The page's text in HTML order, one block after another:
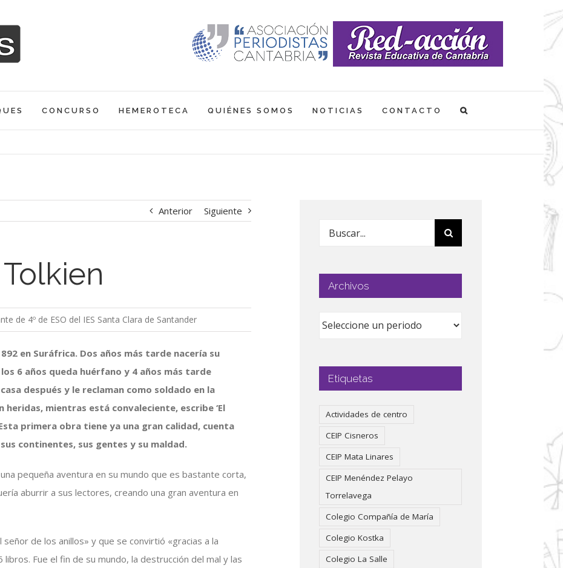
CONCURSO HEMEROTECA QUIÉNES SOMOS NOTICIAS CONTACTO
Anterior Siguiente
de 4º de ESO del IES Santa Clara de Santander
en Suráfrica. Dos años más tarde nacería su
6 años queda huérfano y 4 años más tarde
después y le reclaman como soldado en la
mientras está convaleciente, escribe ‘El
primera obra tiene ya una gran calidad, cuenta
continentes, sus gentes y su maldad.
pequeña aventura en su mundo que es bastante corta,
aburrir a sus lectores, creando una gran aventura en
de los anillos» y que se convirtió «gracias a la
Fue el fin de su mundo, la destrucción del mal y las
Buscar:
Archivos
Etiquetas
Actividades de centro
CEIP Cisneros
CEIP Mata Linares
CEIP Menéndez Pelayo
Torrelavega
Colegio Compañía de María
Colegio Kostka
Colegio La Salle